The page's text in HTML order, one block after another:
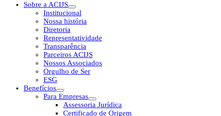
Sobre a ACIJS
Institucional
Nossa história
Diretoria
Representatividade
Transparência
Parceiros ACIJS
Nossos Associados
Orgulho de Ser
ESG
Benefícios
Para Empresas
Assessoria Jurídica
Certificado de Origem